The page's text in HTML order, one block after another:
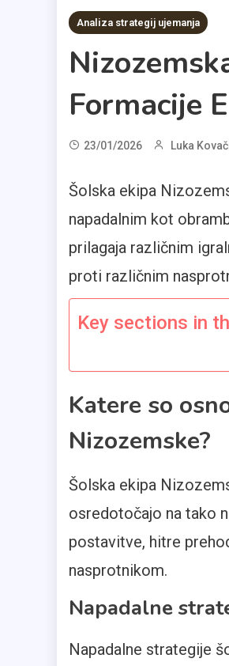
Analiza strategij ujemanja
Formacije
23/01/2026 Luka
Šolska ekipa
napadalnim kot
prilagaja različnim
proti različnim
Key sections in
Katere so
Nizozemske?
Šolska ekipa
osredotočajo na tako
postavitve, hitre
nasprotnikom.
Napadalne
Napadalne strategije